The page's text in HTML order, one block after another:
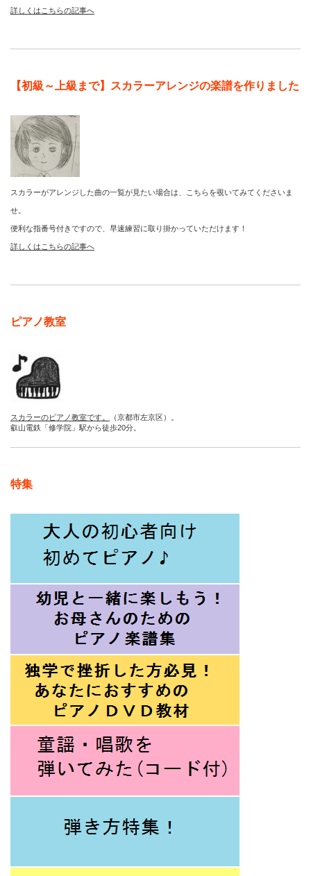
詳しくはこちらの記事へ
【初級～上級まで】スカラーアレンジの楽譜を作りました
スカラーがアレンジした曲の一覧が見たい場合は、こちらを覗いてみてくださいま
せ。
便利な指番号付きですので、早速練習に取り掛かっていただけます！
詳しくはこちらの記事へ
ピアノ教室
スカラーのピアノ教室です。
（京都市左京区）。
叡山電鉄「修学院」駅から徒歩20分。
特集